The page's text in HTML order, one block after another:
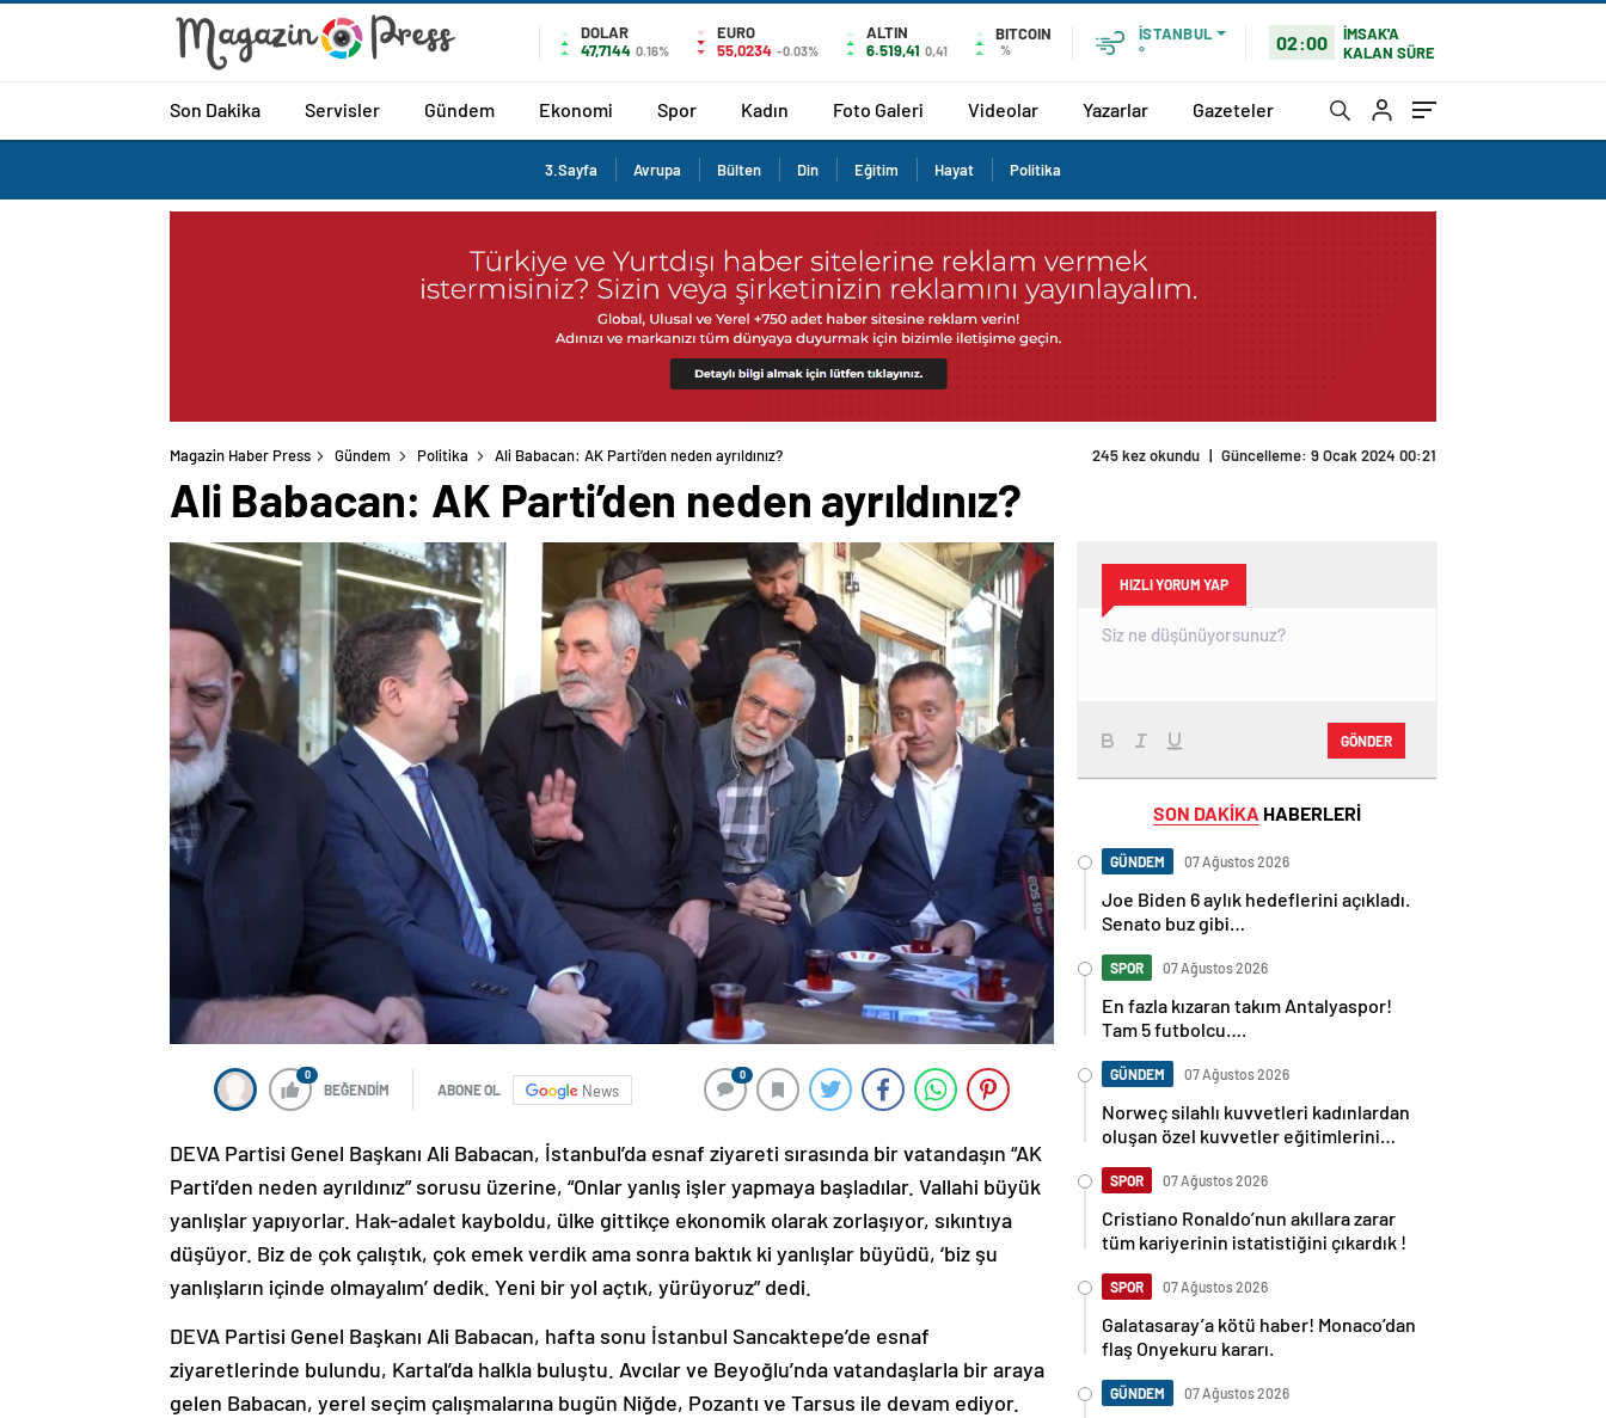
DOLAR
47,7144 0.16%
EURO
55,0234 -0.03%
ALTIN
6.519,41 0,41
BITCOIN
%
İSTANBUL
°
02:00
İMSAK'A
KALAN SÜRE
Son Dakika Servisler Gündem Ekonomi Spor Kadın Foto Galeri Videolar Yazarlar Gazeteler
3.Sayfa Avrupa Bülten Din Eğitim Hayat Politika
Magazin Haber Press Gündem Politika Ali Babacan: AK Parti’den neden ayrıldınız?
Ali Babacan: AK Parti’den neden ayrıldınız?
0
BEĞENDİM ABONE OL News
0
DEVA Partisi Genel Başkanı Ali Babacan, İstanbul’da esnaf ziyareti sırasında bir vatandaşın “AK
Parti’den neden ayrıldınız” sorusu üzerine, “Onlar yanlış işler yapmaya başladılar. Vallahi büyük
yanlışlar yapıyorlar. Hak-adalet kayboldu, ülke gittikçe ekonomik olarak zorlaşıyor, sıkıntıya
düşüyor. Biz de çok çalıştık, çok emek verdik ama sonra baktık ki yanlışlar büyüdü, ‘biz şu
yanlışların içinde olmayalım’ dedik. Yeni bir yol açtık, yürüyoruz” dedi.
DEVA Partisi Genel Başkanı Ali Babacan, hafta sonu İstanbul Sancaktepe’de esnaf
ziyaretlerinde bulundu, Kartal’da halkla buluştu. Avcılar ve Beyoğlu’nda vatandaşlarla bir araya
gelen Babacan, yerel seçim çalışmalarına bugün Niğde, Pozantı ve Tarsus ile devam ediyor.
HIZLI YORUM YAP
GÖNDER
SON DAKİKA HABERLERİ
GÜNDEM 07 Ağustos 2026
Joe Biden 6 aylık hedeflerini açıkladı.
Senato buz gibi…
SPOR 07 Ağustos 2026
En fazla kızaran takım Antalyaspor!
Tam 5 futbolcu….
GÜNDEM 07 Ağustos 2026
Norweç silahlı kuvvetleri kadınlardan
oluşan özel kuvvetler eğitimlerini
SPOR 07 Ağustos 2026
Cristiano Ronaldo’nun akıllara zarar
tüm kariyerinin istatistiğini çıkardık !
SPOR 07 Ağustos 2026
Galatasaray’a kötü haber! Monaco’dan
flaş Onyekuru kararı.
GÜNDEM 07 Ağustos 2026